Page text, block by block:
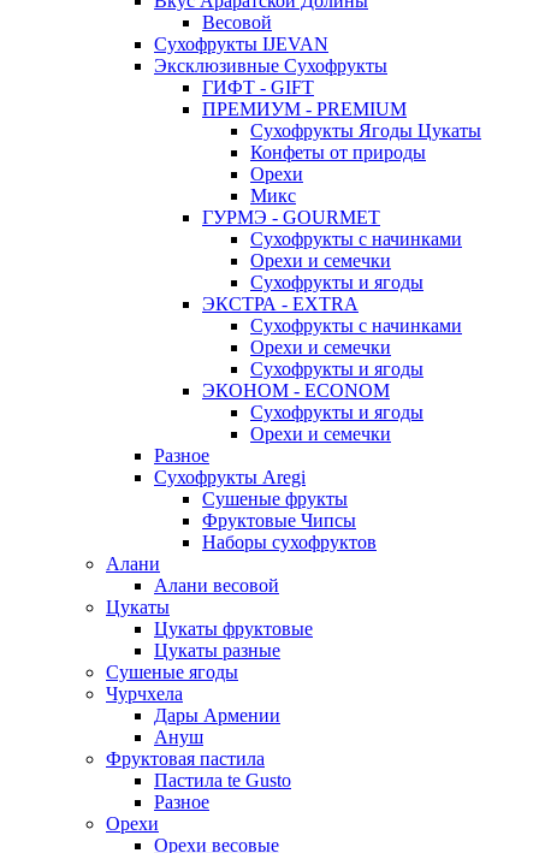
Весовой
Сухофрукты IJEVAN
Эксклюзивные Сухофрукты
ГИФТ - GIFT
ПРЕМИУМ - PREMIUM
Сухофрукты Ягоды Цукаты
Конфеты от природы
Орехи
Микс
ГУРМЭ - GOURMET
Сухофрукты с начинками
Орехи и семечки
Сухофрукты и ягоды
ЭКСТРА - EXTRA
Сухофрукты с начинками
Орехи и семечки
Сухофрукты и ягоды
ЭКОНОМ - ECONOM
Сухофрукты и ягоды
Орехи и семечки
Разное
Сухофрукты Aregi
Сушеные фрукты
Фруктовые Чипсы
Наборы сухофруктов
Алани
Алани весовой
Цукаты
Цукаты фруктовые
Цукаты разные
Сушеные ягоды
Чурчхела
Дары Армении
Ануш
Фруктовая пастила
Пастила te Gusto
Разное
Орехи
Орехи весовые